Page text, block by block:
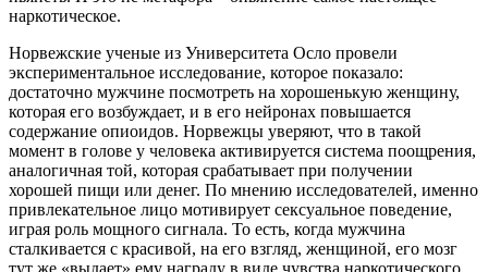
наркотическое.
Норвежские ученые из Университета Осло провели
экспериментальное исследование, которое показало:
достаточно мужчине посмотреть на хорошенькую женщину,
которая его возбуждает, и в его нейронах повышается
содержание опиоидов. Норвежцы уверяют, что в такой
момент в голове у человека активируется система поощрения,
аналогичная той, которая срабатывает при получении
хорошей пищи или денег. По мнению исследователей, именно
привлекательное лицо мотивирует сексуальное поведение,
играя роль мощного сигнала. То есть, когда мужчина
сталкивается с красивой, на его взгляд, женщиной, его мозг
тут же «выдает» ему награду в виде чувства наркотического